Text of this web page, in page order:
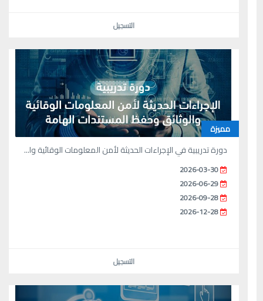
التسجيل
مميزة
دورة تدريبية في الإجراءات الحديثة لأمن المعلومات الوقائية وا...
2026-03-30
2026-06-29
2026-09-28
2026-12-28
التسجيل